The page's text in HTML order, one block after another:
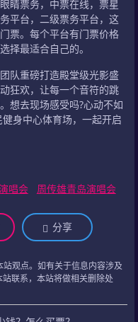
睛票务，中票在线，票星
平台，二级票务平台，这
票。每个平台有门票价格
择最适合自己的。
队重磅打造殿堂级光影盛
狂欢，让每一个音符的跳
想去现场感受吗?心动不如
身中心体育场，一起开启
唱会 周传雄青岛演唱会
分享
观点。如有关于信息内容涉及
联系，本站将做相关删除处